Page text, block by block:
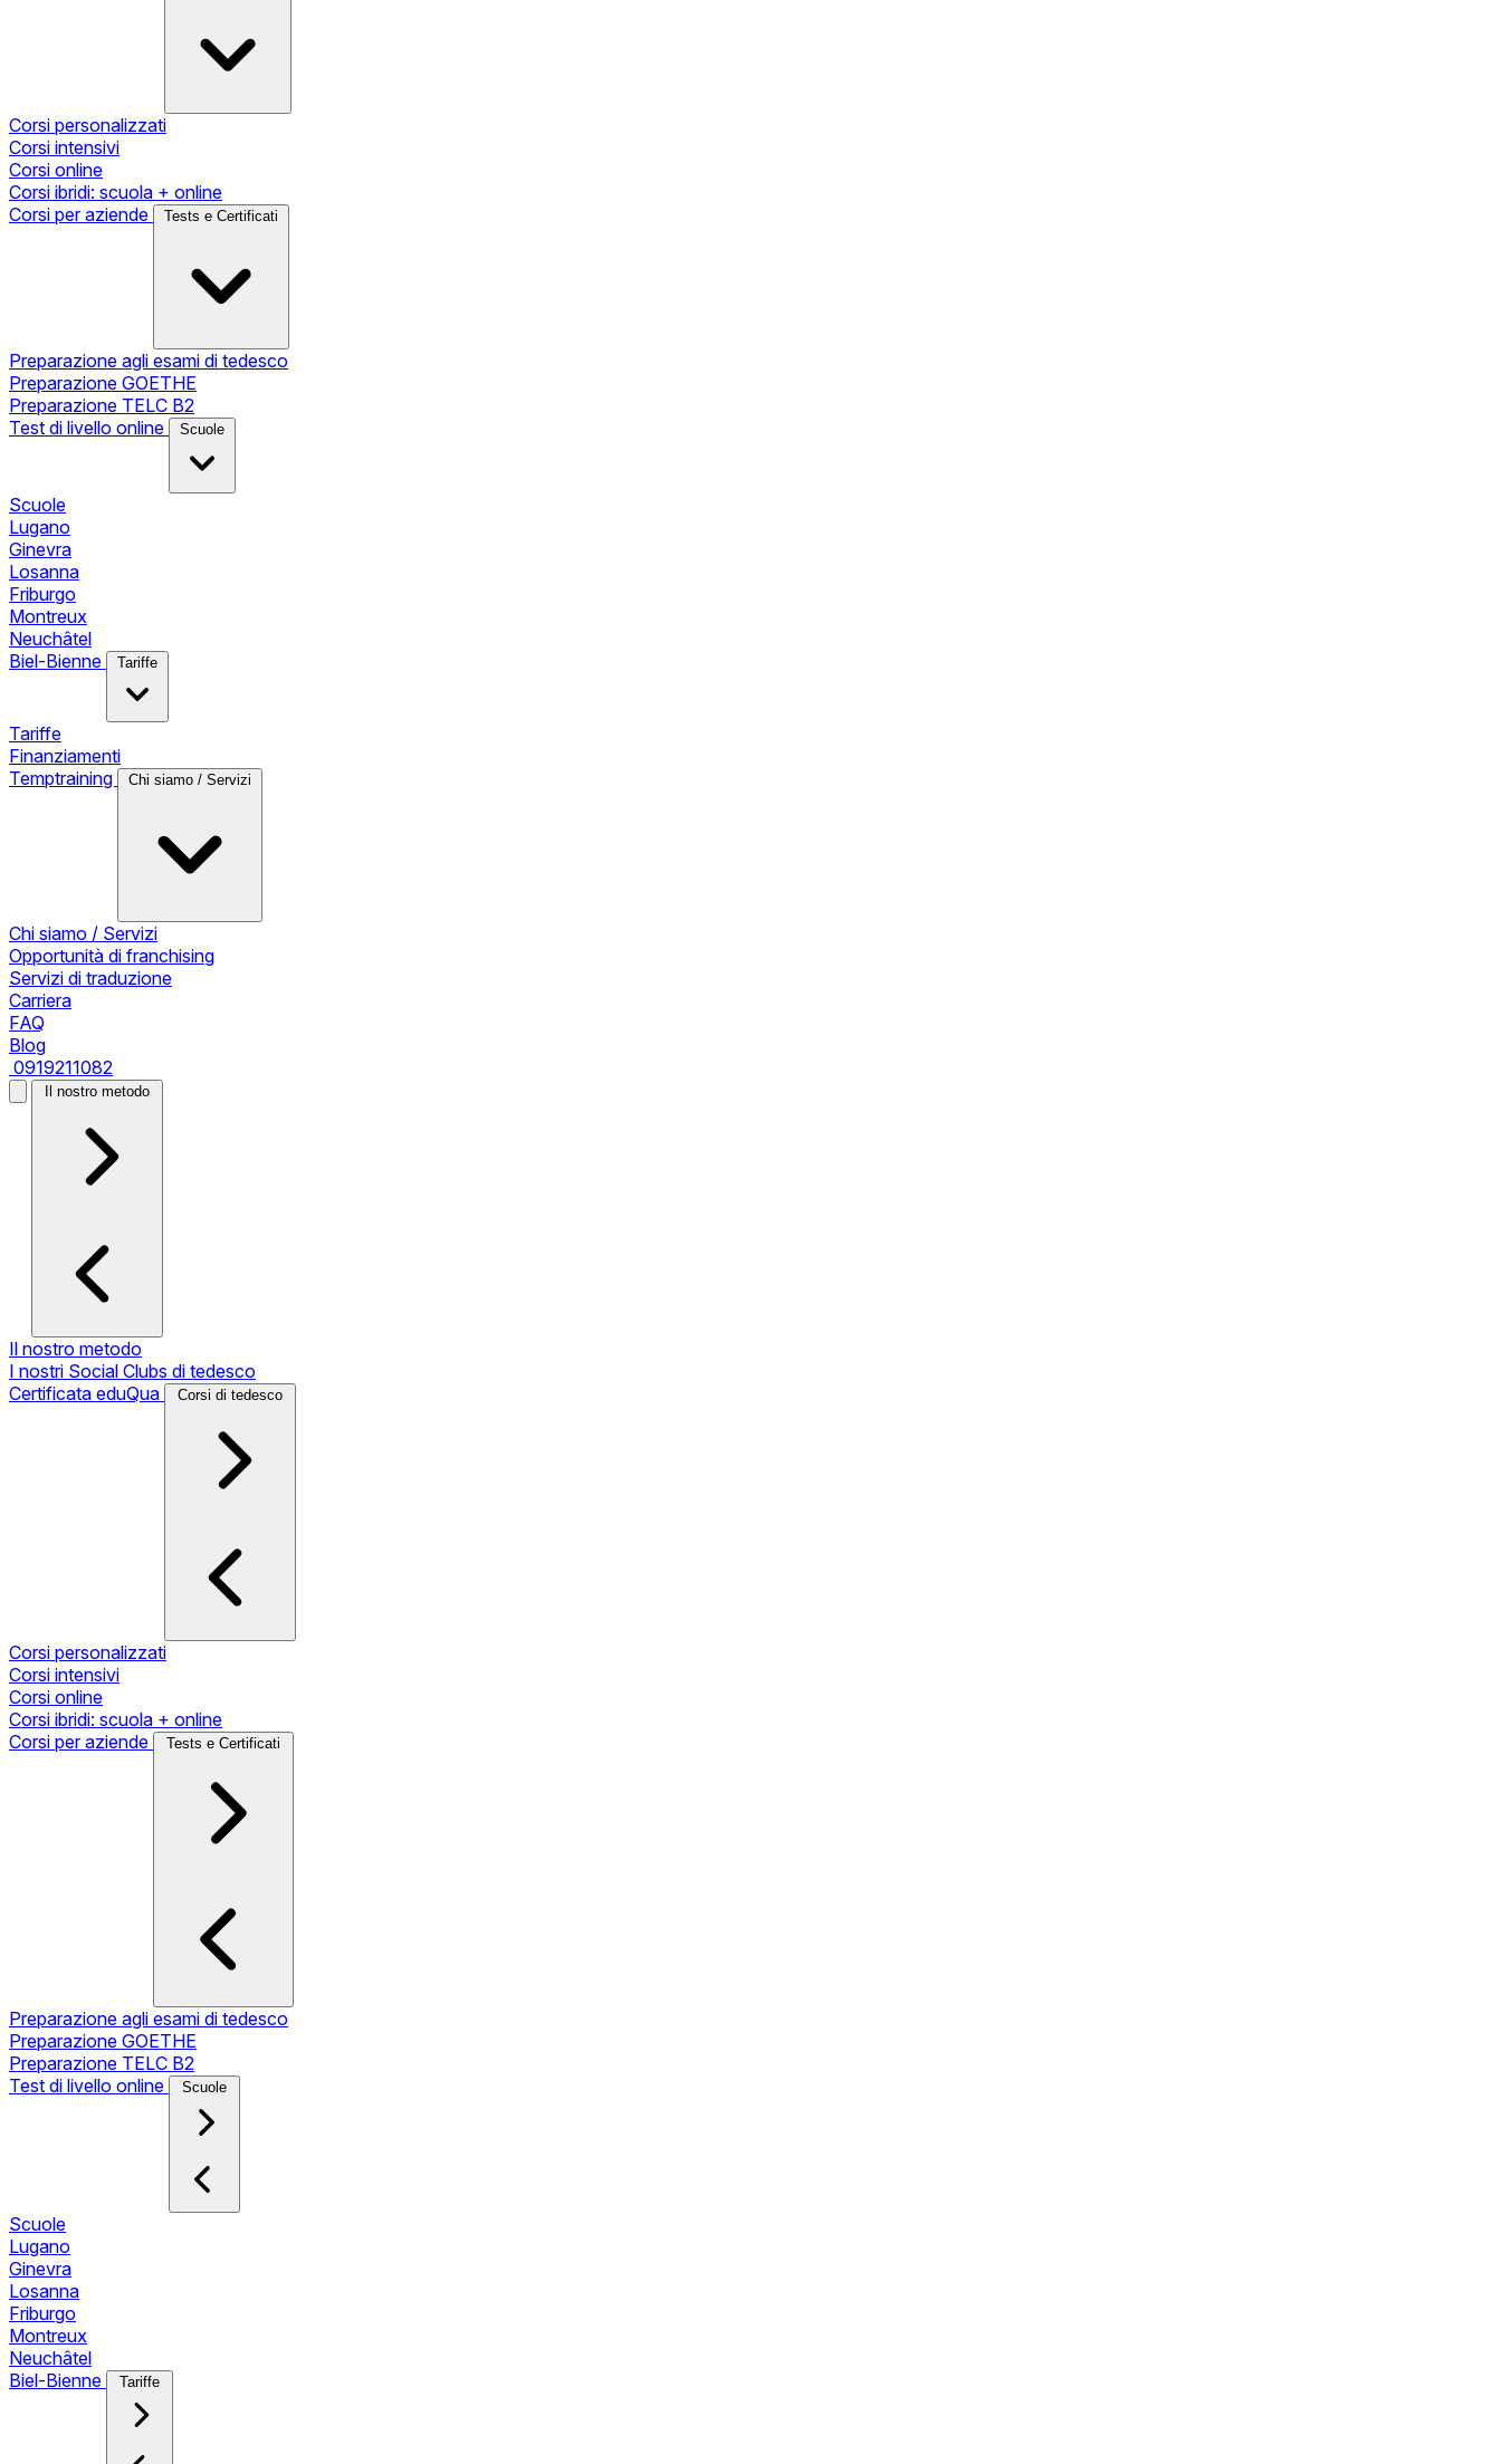
Corsi personalizzati
Corsi intensivi
Corsi online
Corsi ibridi: scuola + online
Corsi per aziende
Tests e Certificati
Preparazione agli esami di tedesco
Preparazione GOETHE
Preparazione TELC B2
Test di livello online
Scuole
Scuole
Lugano
Ginevra
Losanna
Friburgo
Montreux
Neuchâtel
Biel-Bienne
Tariffe
Tariffe
Finanziamenti
Temptraining
Chi siamo / Servizi
Chi siamo / Servizi
Opportunità di franchising
Servizi di traduzione
Carriera
FAQ
Blog
0919211082
Il nostro metodo
Il nostro metodo
I nostri Social Clubs di tedesco
Certificata eduQua
Corsi di tedesco
Corsi personalizzati
Corsi intensivi
Corsi online
Corsi ibridi: scuola + online
Corsi per aziende
Tests e Certificati
Preparazione agli esami di tedesco
Preparazione GOETHE
Preparazione TELC B2
Test di livello online
Scuole
Scuole
Lugano
Ginevra
Losanna
Friburgo
Montreux
Neuchâtel
Biel-Bienne
Tariffe